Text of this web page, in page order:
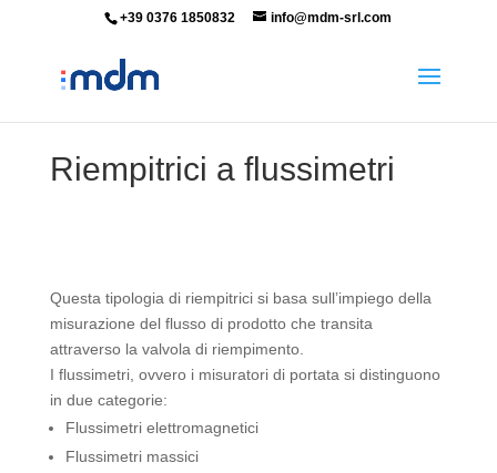
+39 0376 1850832 info@mdm-srl.com
Riempitrici a flussimetri
Questa tipologia di riempitrici si basa sull’impiego della
misurazione del flusso di prodotto che transita
attraverso la valvola di riempimento.
I flussimetri, ovvero i misuratori di portata si distinguono
in due categorie:
Flussimetri elettromagnetici
Flussimetri massici